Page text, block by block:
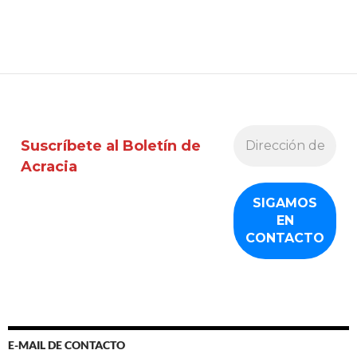
Suscríbete al Boletín de
Acracia
E-MAIL DE CONTACTO